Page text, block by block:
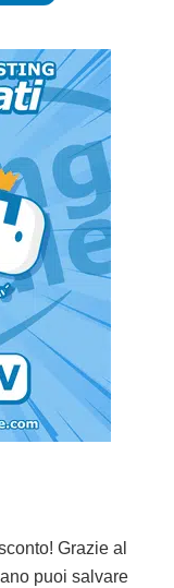
Grazie al
puoi salvare